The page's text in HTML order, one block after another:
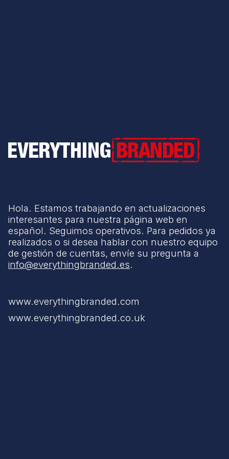
Everything Branded
Hola. Estamos trabajando en actualizaciones
interesantes para nuestra página web en
español. Seguimos operativos. Para pedidos ya
realizados o si desea hablar con nuestro equipo
de gestión de cuentas, envíe su pregunta a
info@everythingbranded.es.
www.everythingbranded.com
www.everythingbranded.co.uk